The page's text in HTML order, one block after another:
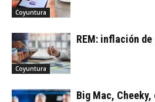
Coyuntura
Coyuntura
REM: inflación
Big Mac,